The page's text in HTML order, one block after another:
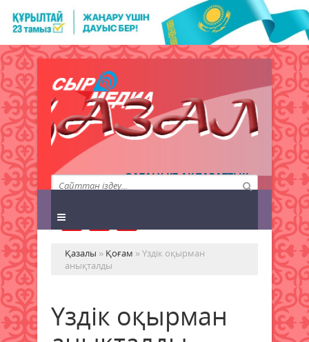
QAZALY.KZ АҚПАРАТТЫҚ
АГЕНТТІГІ
Қазалы » Қоғам » Үздік оқырман
анықталды
Үздік оқырман